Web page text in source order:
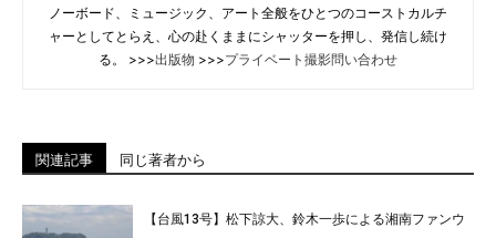
ノーボード、ミュージック、アート全般をひとつのコーストカルチ
ャーとしてとらえ、心の赴くままにシャッターを押し、発信し続け
る。 >>>出版物 >>>プライベート撮影問い合わせ
関連記事 同じ著者から
【台風13号】松下諒大、鈴木一歩による湘南ファンウ